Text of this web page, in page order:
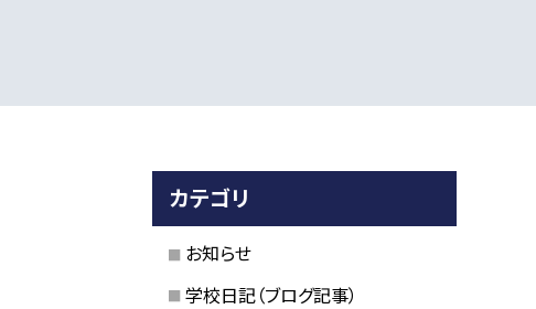
カテゴリ
お知らせ
学校日記（ブログ記事）